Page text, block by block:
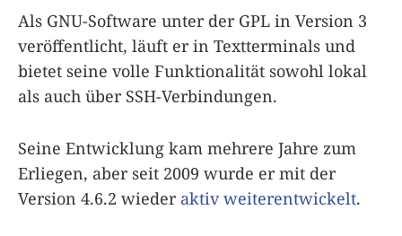
Als GNU-Software unter der GPL in Version 3
veröffentlicht, läuft er in Textterminals und
bietet seine volle Funktionalität sowohl lokal
als auch über SSH-Verbindungen.
Seine Entwicklung kam mehrere Jahre zum
Erliegen, aber seit 2009 wurde er mit der
Version 4.6.2 wieder aktiv weiterentwickelt.